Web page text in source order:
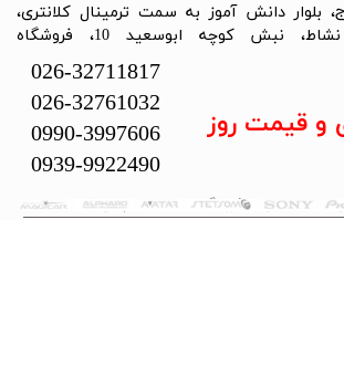
سایت متعلق به فروشگاه سلما سیستم می‌باشد.
بلوار دانش آموز به سمت ترمینال کلانتری،
دولت آباد، خیابان نشاط، نبش کوچه ابوسعید 10، فروشگاه
026-32711817
026-32761032
0990-3997606
0939-9922490
و قیمت روز